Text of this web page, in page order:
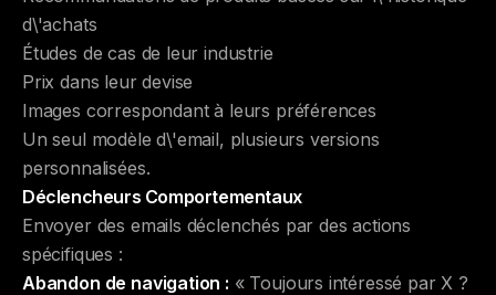
d\'achats
Études de cas de leur industrie
Prix dans leur devise
Images correspondant à leurs préférences
Un seul modèle d\'email, plusieurs versions
personnalisées.
Déclencheurs Comportementaux
Envoyer des emails déclenchés par des actions
spécifiques :
Abandon de navigation : « Toujours intéressé par X ?